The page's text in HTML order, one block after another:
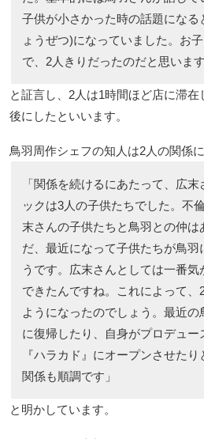
子供が小さかった時の話題になる
ょうぜつ)になっていました。お
で、2人きりだったのだと思います
と証言し、2人は1時間ほど店に滞
後にしたといいます。
鳥羽周作シェフの知人は2人の関係に
「関係を続けるにあたって、広
ックは3人の子供たちでした。不
末さんの子供たちと鳥羽との仲は
だ、最近になって子供たちが鳥
うです。広末さんとしては一番
できたんですね。これによって、
ようになったのでしょう。最近
に復帰したり、自身がプロデュー
『ハラカド』にオープンさせた
関係も順調です」
と明かしています。